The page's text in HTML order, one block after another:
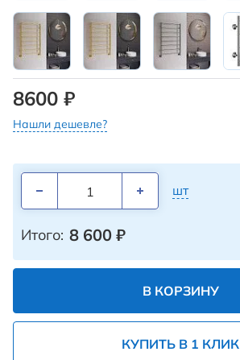
8600 ₽
Нашли дешевле?
шт
Итого: 8 600 ₽
В КОРЗИНУ
КУПИТЬ В 1 КЛИК